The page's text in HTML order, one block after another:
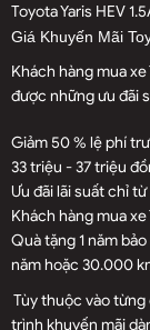
Toyota Yaris HEV
Giá Khuyến Mãi
Khách hàng mua
được những ưu đãi
Giảm 50 % lệ phí
33 triệu - 37 triệu
Ưu đãi lãi suất chỉ
Khách hàng mua
Quà tặng 1 năm
năm hoặc 30.000
Tùy thuộc vào từng
trình khuyến mãi